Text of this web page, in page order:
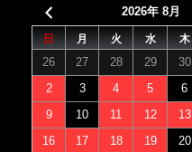
2026年 8月
日 月 火 水 木
26 27 28 29 30
2
3 4 5 6
9
10 11 12 13
16
17 18 19 20